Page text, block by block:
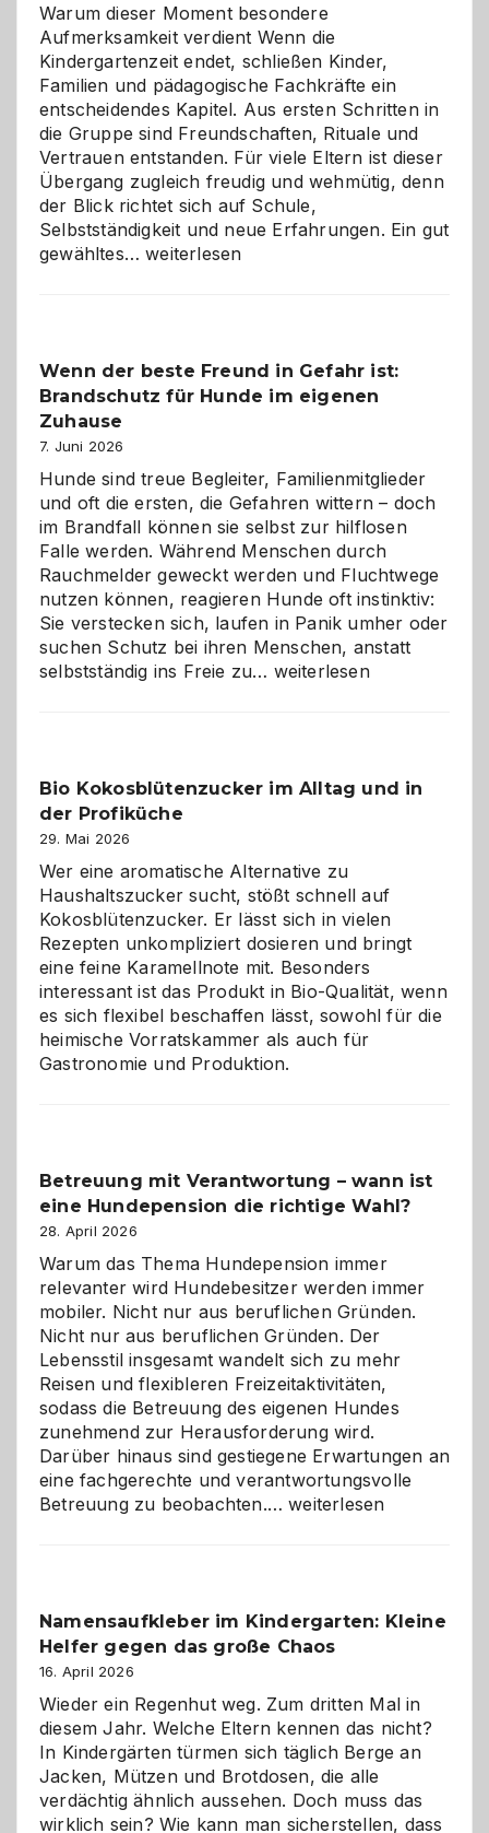
Warum dieser Moment besondere
Aufmerksamkeit verdient Wenn die
Kindergartenzeit endet, schließen Kinder,
Familien und pädagogische Fachkräfte ein
entscheidendes Kapitel. Aus ersten Schritten in
die Gruppe sind Freundschaften, Rituale und
Vertrauen entstanden. Für viele Eltern ist dieser
Übergang zugleich freudig und wehmütig, denn
der Blick richtet sich auf Schule,
Selbstständigkeit und neue Erfahrungen. Ein gut
gewähltes…Abschied
und
herzlich
weiterlesen
Wenn der beste Freund in Gefahr ist:
Brandschutz für Hunde im eigenen
Zuhause
7. Juni 2026
Hunde sind treue Begleiter, Familienmitglieder
und oft die ersten, die Gefahren wittern – doch
im Brandfall können sie selbst zur hilflosen
Falle werden. Während Menschen durch
Rauchmelder geweckt werden und Fluchtwege
nutzen können, reagieren Hunde oft instinktiv:
Sie verstecken sich, laufen in Panik umher oder
suchen Schutz bei ihren Menschen, anstatt
selbstständig ins Freie zu… Wenn
Gefahr
für
Hunde
im
eigenen
Zuhause
weiterlesen
Bio Kokosblütenzucker im Alltag und in
der Profiküche
29. Mai 2026
Wer eine aromatische Alternative zu
Haushaltszucker sucht, stößt schnell auf
Kokosblütenzucker. Er lässt sich in vielen
Rezepten unkompliziert dosieren und bringt
eine feine Karamellnote mit. Besonders
interessant ist das Produkt in Bio-Qualität, wenn
es sich flexibel beschaffen lässt, sowohl für die
heimische Vorratskammer als auch für
Gastronomie und Produktion.
Betreuung mit Verantwortung – wann ist
eine Hundepension die richtige Wahl?
28. April 2026
Warum das Thema Hundepension immer
relevanter wird Hundebesitzer werden immer
mobiler. Nicht nur aus beruflichen Gründen.
Nicht nur aus beruflichen Gründen. Der
Lebensstil insgesamt wandelt sich zu mehr
Reisen und flexibleren Freizeitaktivitäten,
sodass die Betreuung des eigenen Hundes
zunehmend zur Herausforderung wird.
Darüber hinaus sind gestiegene Erwartungen an
eine fachgerechte und verantwortungsvolle
Betreuung zu beobachten.…Betreuung
ist
eine
Wahl?
weiterlesen
Namensaufkleber im Kindergarten: Kleine
Helfer gegen das große Chaos
16. April 2026
Wieder ein Regenhut weg. Zum dritten Mal in
diesem Jahr. Welche Eltern kennen das nicht?
In Kindergärten türmen sich täglich Berge an
Jacken, Mützen und Brotdosen, die alle
verdächtig ähnlich aussehen. Doch muss das
wirklich sein? Wie kann man sicherstellen, dass